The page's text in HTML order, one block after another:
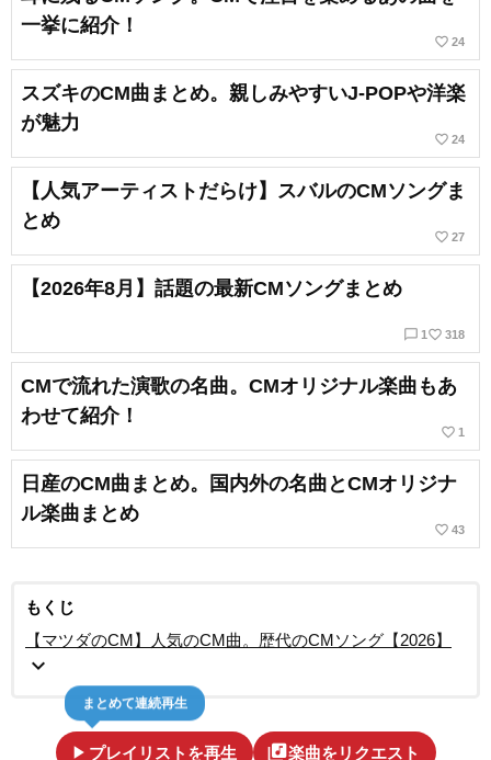
一挙に紹介！
favorite_border 24
スズキのCM曲まとめ。親しみやすいJ-POPや洋楽
が魅力
favorite_border 24
【人気アーティストだらけ】スバルのCMソングま
とめ
favorite_border 27
【2026年8月】話題の最新CMソングまとめ
chat_bubble_outline 1 favorite_border 318
CMで流れた演歌の名曲。CMオリジナル楽曲もあ
わせて紹介！
favorite_border 1
日産のCM曲まとめ。国内外の名曲とCMオリジナ
ル楽曲まとめ
favorite_border 43
もくじ
【マツダのCM】人気のCM曲。歴代のCMソング【2026】
expand_more
play_arrow プレイリストを再生
まとめて連続再生
library_music楽曲をリクエスト